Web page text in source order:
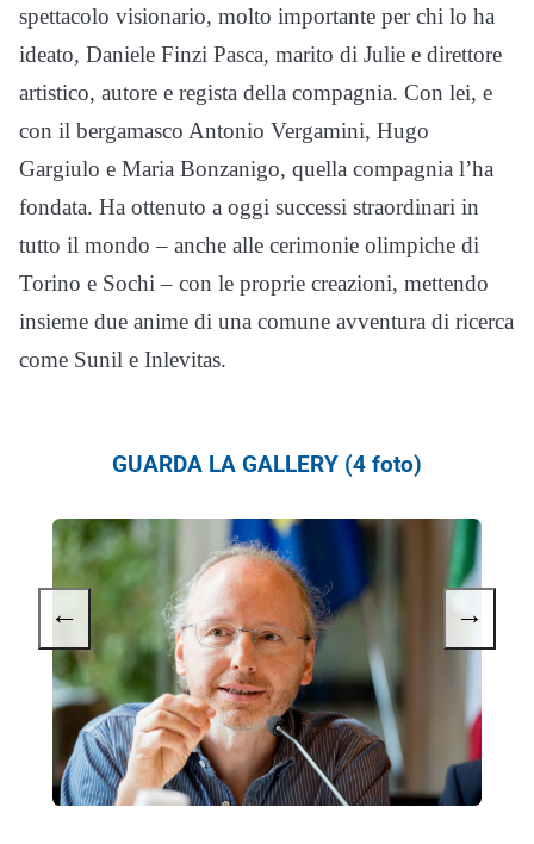
spettacolo visionario, molto importante per chi lo ha
ideato, Daniele Finzi Pasca, marito di Julie e direttore
artistico, autore e regista della compagnia. Con lei, e
con il bergamasco Antonio Vergamini, Hugo
Gargiulo e Maria Bonzanigo, quella compagnia l’ha
fondata. Ha ottenuto a oggi successi straordinari in
tutto il mondo – anche alle cerimonie olimpiche di
Torino e Sochi – con le proprie creazioni, mettendo
insieme due anime di una comune avventura di ricerca
come Sunil e Inlevitas.
GUARDA LA GALLERY (4 foto)
← →